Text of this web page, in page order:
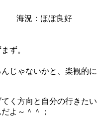
海況：ほぼ良好
ず。
じゃないかと、楽観的
方向と自分の行きた
よ～＾＾；